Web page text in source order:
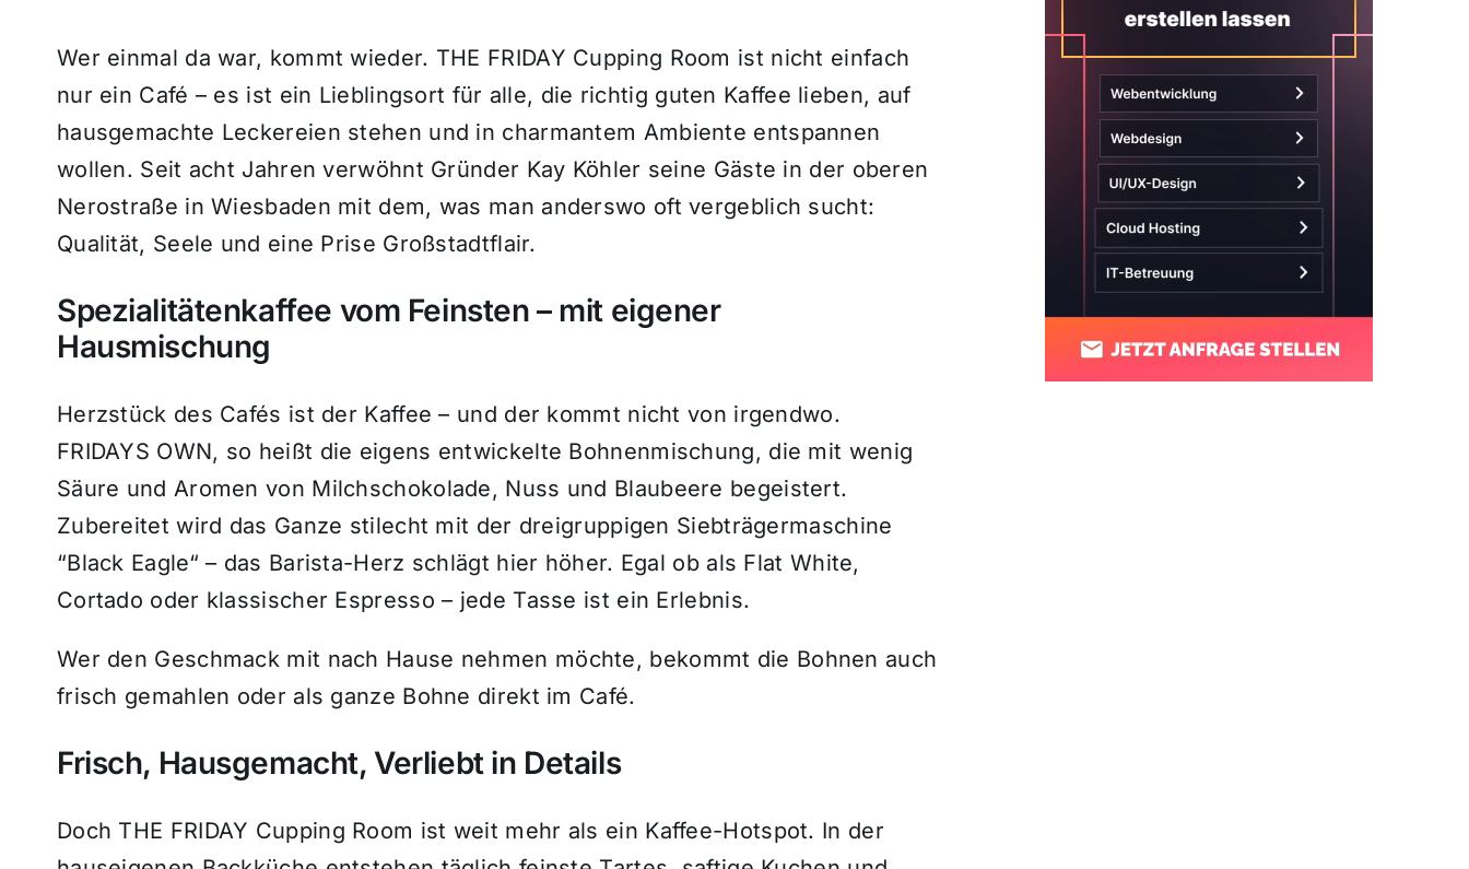
Wer einmal da war, kommt wieder. THE FRIDAY Cupping Room ist nicht einfach
nur ein Café – es ist ein Lieblingsort für alle, die richtig guten Kaffee lieben, auf
hausgemachte Leckereien stehen und in charmantem Ambiente entspannen
wollen. Seit acht Jahren verwöhnt Gründer Kay Köhler seine Gäste in der oberen
Nerostraße in Wiesbaden mit dem, was man anderswo oft vergeblich sucht:
Qualität, Seele und eine Prise Großstadtflair.
Spezialitätenkaffee vom Feinsten – mit eigener
Hausmischung
Herzstück des Cafés ist der Kaffee – und der kommt nicht von irgendwo.
FRIDAYS OWN, so heißt die eigens entwickelte Bohnenmischung, die mit wenig
Säure und Aromen von Milchschokolade, Nuss und Blaubeere begeistert.
Zubereitet wird das Ganze stilecht mit der dreigruppigen Siebträgermaschine
“Black Eagle“ – das Barista-Herz schlägt hier höher. Egal ob als Flat White,
Cortado oder klassischer Espresso – jede Tasse ist ein Erlebnis.
Wer den Geschmack mit nach Hause nehmen möchte, bekommt die Bohnen auch
frisch gemahlen oder als ganze Bohne direkt im Café.
Frisch, Hausgemacht, Verliebt in Details
Doch THE FRIDAY Cupping Room ist weit mehr als ein Kaffee-Hotspot. In der